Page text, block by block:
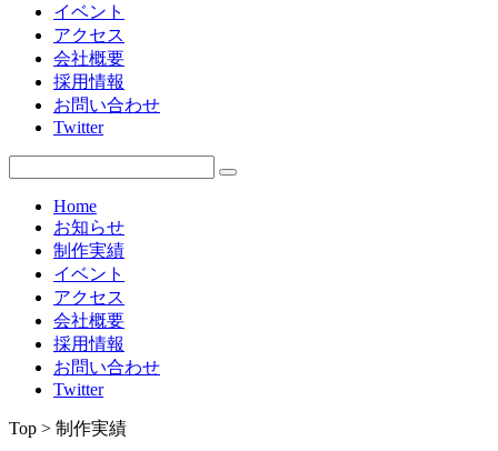
イベント
アクセス
会社概要
採用情報
お問い合わせ
Twitter
Home
お知らせ
制作実績
イベント
アクセス
会社概要
採用情報
お問い合わせ
Twitter
Top > 制作実績